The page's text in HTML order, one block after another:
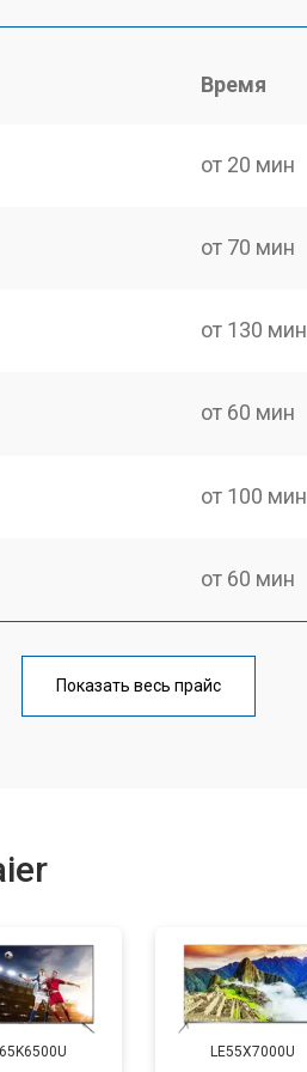
Время
от 20 мин
от 70 мин
от 130 мин
от 60 мин
от 100 мин
от 60 мин
от 90 мин
от 80 мин
Показать весь прайс
LE55X7000U